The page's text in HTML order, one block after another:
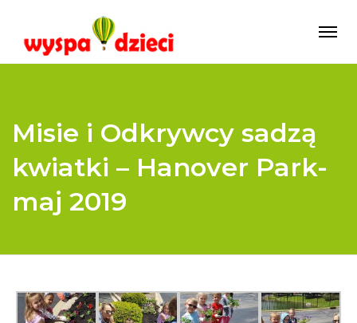
Misie i Odkrywcy sadzą
kwiatki – Hanover Park-
maj 2019